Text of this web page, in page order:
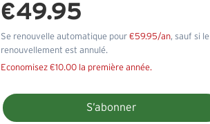
€49.95
Se renouvelle automatique pour €59.95/an, sauf si le
renouvellement est annulé.
Economisez €10.00 la première année.
S’abonner